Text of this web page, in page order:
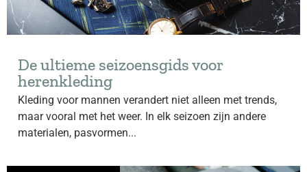
De ultieme seizoensgids voor
herenkleding
Kleding voor mannen verandert niet alleen met trends,
maar vooral met het weer. In elk seizoen zijn andere
materialen, pasvormen...